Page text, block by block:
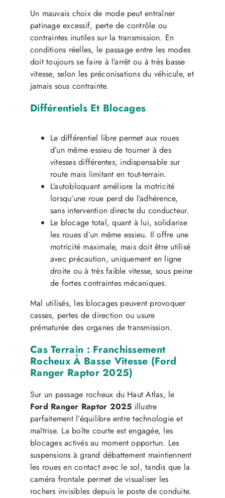
Un mauvais choix de mode peut entraîner
patinage excessif, perte de contrôle ou
contraintes inutiles sur la transmission. En
conditions réelles, le passage entre les modes
doit toujours se faire à l’arrêt ou à très basse
vitesse, selon les préconisations du véhicule, et
jamais sous contrainte.
Différentiels Et Blocages
Le différentiel libre permet aux roues
d’un même essieu de tourner à des
vitesses différentes, indispensable sur
route mais limitant en tout-terrain.
L’autobloquant améliore la motricité
lorsqu’une roue perd de l’adhérence,
sans intervention directe du conducteur.
Le blocage total, quant à lui, solidarise
les roues d’un même essieu. Il offre une
motricité maximale, mais doit être utilisé
avec précaution, uniquement en ligne
droite ou à très faible vitesse, sous peine
de fortes contraintes mécaniques.
Mal utilisés, les blocages peuvent provoquer
casses, pertes de direction ou usure
prématurée des organes de transmission.
Cas Terrain : Franchissement
Rocheux À Basse Vitesse (Ford
Ranger Raptor 2025)
Sur un passage rocheux du Haut Atlas, le
Ford Ranger Raptor 2025 illustre
parfaitement l’équilibre entre technologie et
maîtrise. La boîte courte est engagée, les
blocages activés au moment opportun. Les
suspensions à grand débattement maintiennent
les roues en contact avec le sol, tandis que la
caméra frontale permet de visualiser les
rochers invisibles depuis le poste de conduite.